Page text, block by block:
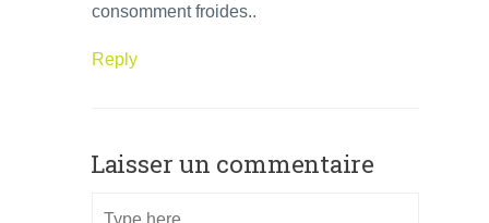
consomment froides..
Reply
Laisser un commentaire